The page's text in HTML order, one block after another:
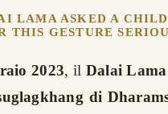
LAMA ASKED A
THIS GESTURE
2023, il Dalai Lama
di